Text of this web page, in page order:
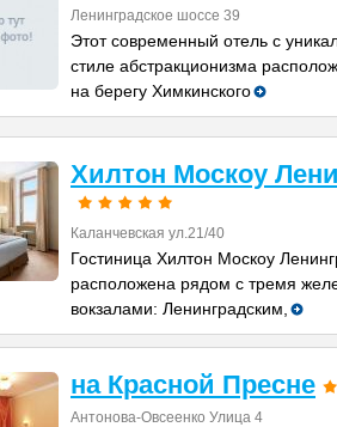
Ленинградское шоссе 39
Этот современный отель с
стиле абстракционизма
на берегу Химкинского
Хилтон Москоу
Каланчевская ул.21/40
Гостиница Хилтон Москоу
расположена рядом с тремя
вокзалами: Ленинградским,
на Красной Пресне
Антонова-Овсеенко Улица 4